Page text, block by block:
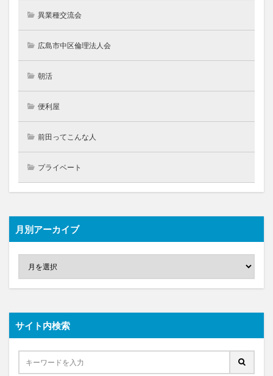
異業種交流会
広島市中区倫理法人会
朝活
便利屋
前田ってこんな人
プライベート
月別アーカイブ
サイト内検索